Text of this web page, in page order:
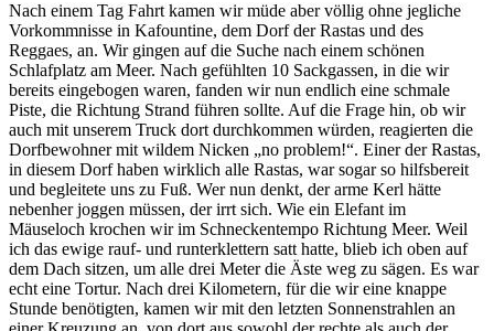
Nach einem Tag Fahrt kamen wir müde aber völlig ohne jegliche
Vorkommnisse in Kafountine, dem Dorf der Rastas und des
Reggaes, an. Wir gingen auf die Suche nach einem schönen
Schlafplatz am Meer. Nach gefühlten 10 Sackgassen, in die wir
bereits eingebogen waren, fanden wir nun endlich eine schmale
Piste, die Richtung Strand führen sollte. Auf die Frage hin, ob wir
auch mit unserem Truck dort durchkommen würden, reagierten die
Dorfbewohner mit wildem Nicken „no problem!“. Einer der Rastas,
in diesem Dorf haben wirklich alle Rastas, war sogar so hilfsbereit
und begleitete uns zu Fuß. Wer nun denkt, der arme Kerl hätte
nebenher joggen müssen, der irrt sich. Wie ein Elefant im
Mäuseloch krochen wir im Schneckentempo Richtung Meer. Weil
ich das ewige rauf- und runterklettern satt hatte, blieb ich oben auf
dem Dach sitzen, um alle drei Meter die Äste weg zu sägen. Es war
echt eine Tortur. Nach drei Kilometern, für die wir eine knappe
Stunde benötigten, kamen wir mit den letzten Sonnenstrahlen an